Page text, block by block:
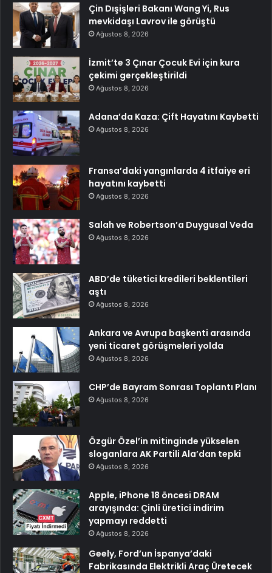
Çin Dışişleri Bakanı Wang Yi, Rus
mevkidaşı Lavrov ile görüştü
Ağustos 8, 2026
İzmit’te 3 Çınar Çocuk Evi için kura
çekimi gerçekleştirildi
Ağustos 8, 2026
Adana’da Kaza: Çift Hayatını Kaybetti
Ağustos 8, 2026
Fransa’daki yangınlarda 4 itfaiye eri
hayatını kaybetti
Ağustos 8, 2026
Salah ve Robertson’a Duygusal Veda
Ağustos 8, 2026
ABD’de tüketici kredileri beklentileri
aştı
Ağustos 8, 2026
Ankara ve Avrupa başkenti arasında
yeni ticaret görüşmeleri yolda
Ağustos 8, 2026
CHP’de Bayram Sonrası Toplantı Planı
Ağustos 8, 2026
Özgür Özel’in mitinginde yükselen
sloganlara AK Partili Ala’dan tepki
Ağustos 8, 2026
Apple, iPhone 18 öncesi DRAM
arayışında: Çinli üretici indirim
yapmayı reddetti
Ağustos 8, 2026
Geely, Ford’un İspanya’daki
Fabrikasında Elektrikli Araç Üretecek